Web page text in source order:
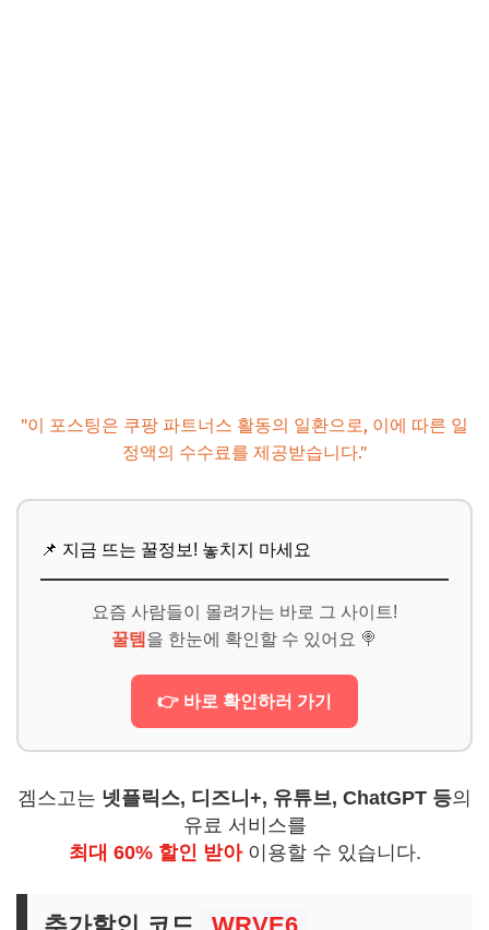
"이 포스팅은 쿠팡 파트너스 활동의 일환으로, 이에 따른 일
정액의 수수료를 제공받습니다."
📌 지금 뜨는 꿀정보! 놓치지 마세요
요즘 사람들이 몰려가는 바로 그 사이트!
꿀템 을 한눈에 확인할 수 있어요 🍭
👉 바로 확인하러 가기
겜스고는 넷플릭스, 디즈니+, 유튜브, ChatGPT 등의
유료 서비스를
최대 60% 할인 받아이용할 수 있습니다.